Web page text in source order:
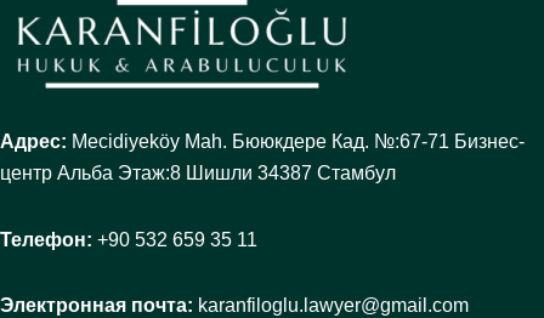
Адрес: Mecidiyeköy Mah. Бююкдере Кад. №:67-71 Бизнес-
центр Альба Этаж:8 Шишли 34387 Стамбул
Телефон: +90 532 659 35 11
Электронная почта: karanfiloglu.lawyer@gmail.com